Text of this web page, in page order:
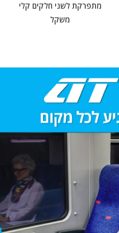
מתפרקת לשני חלקים קלי
משקל